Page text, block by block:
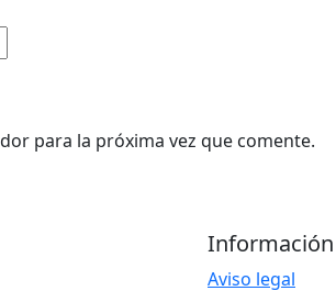
para la próxima vez que comente.
Información
Aviso legal